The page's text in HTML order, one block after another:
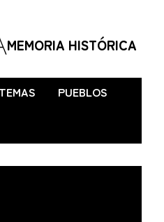
MEMORIA HISTÓRICA
TEMAS
PUEBLOS